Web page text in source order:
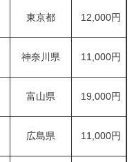
東京都 12,000円
神奈川県 11,000円
富山県 19,000円
広島県 11,000円